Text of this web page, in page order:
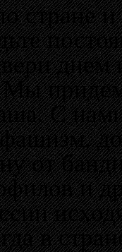
и
днем
С
от
и
в